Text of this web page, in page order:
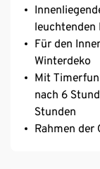
leuchtenden
Für den
Winterdeko
Mit
nach 6
Stunden
Rahmen der